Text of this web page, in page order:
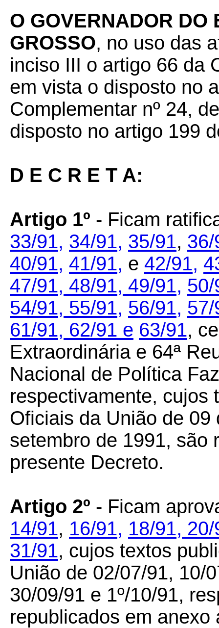
O GOVERNADOR DO
GROSSO, no uso das
inciso III o artigo 66 da
em vista o disposto no
Complementar nº 24,
disposto no artigo 199
D E C R E T A:
Artigo 1º - Ficam
33/91, 34/91, 35/91, 36/
40/91, 41/91, e 42/91,
47/91, 48/91, 49/91, 50/
54/91, 55/91, 56/91,
61/91, 62/91 e 63/91,
Extraordinária e 64ª
Nacional de Política
respectivamente, cujos
Oficiais da União de
setembro de 1991, são
presente Decreto.
Artigo 2º - Ficam
14/91, 16/91, 18/91,
31/91, cujos textos
União de 02/07/91, 10/
30/09/91 e 1º/10/91,
republicados em anexo